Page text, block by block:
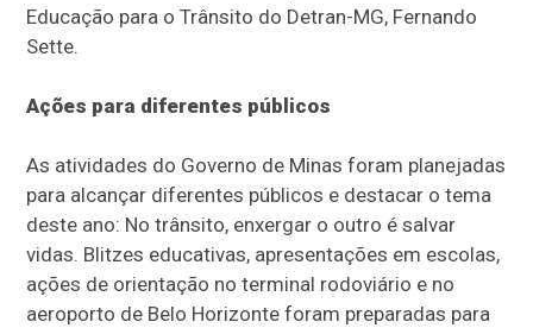
Educação para o Trânsito do Detran-MG, Fernando
Sette.
Ações para diferentes públicos
As atividades do Governo de Minas foram planejadas
para alcançar diferentes públicos e destacar o tema
deste ano: No trânsito, enxergar o outro é salvar
vidas. Blitzes educativas, apresentações em escolas,
ações de orientação no terminal rodoviário e no
aeroporto de Belo Horizonte foram preparadas para